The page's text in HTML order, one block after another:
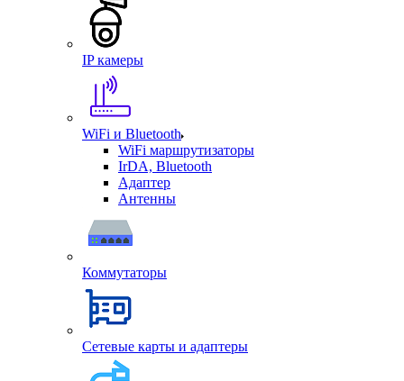
IP камеры
WiFi и Bluetooth
WiFi маршрутизаторы
IrDA, Bluetooth
Адаптер
Антенны
Коммутаторы
Сетевые карты и адаптеры